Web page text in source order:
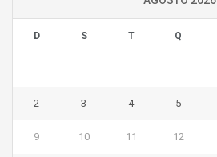
D S T Q
2 3 4 5
9 10 11 12